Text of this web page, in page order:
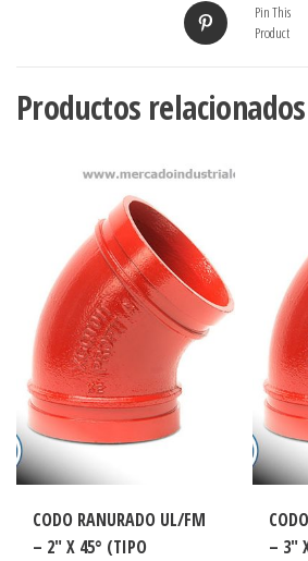
Pin This
Product
Productos relacionados
CODO RANURADO UL/FM
– 2″ X 45° (TIPO
– 3″